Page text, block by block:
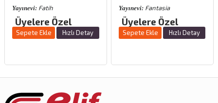
Yayınevi: Fatih
Üyelere Özel
Sepete Ekle Hızlı Detay
Yayınevi: Fantasia
Üyelere Özel
Sepete Ekle Hızlı Detay